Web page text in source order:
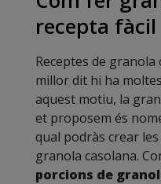
recepta fàcil
Receptes de
millor dit hi ha
aquest motiu, la
et proposem és
qual podràs crear
granola casolana.
porcions de